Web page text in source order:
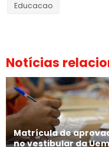
Educacao
Notícias
Matrícula de
no vestibular da